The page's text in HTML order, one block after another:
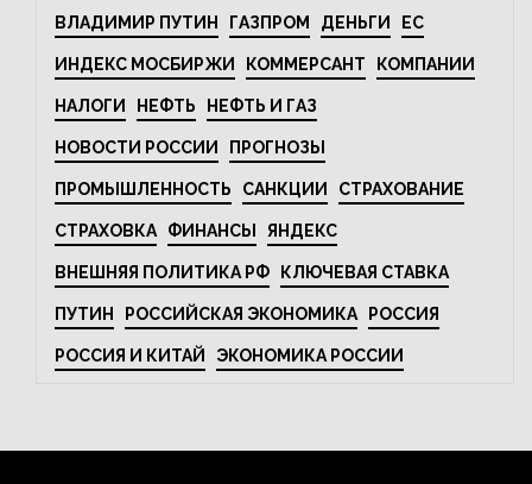
ВЛАДИМИР ПУТИН ГАЗПРОМ ДЕНЬГИ ЕС
ИНДЕКС МОСБИРЖИ КОММЕРСАНТ КОМПАНИИ
НАЛОГИ НЕФТЬ НЕФТЬ И ГАЗ
НОВОСТИ РОССИИ ПРОГНОЗЫ
ПРОМЫШЛЕННОСТЬ САНКЦИИ СТРАХОВАНИЕ
СТРАХОВКА ФИНАНСЫ ЯНДЕКС
ВНЕШНЯЯ ПОЛИТИКА РФ КЛЮЧЕВАЯ СТАВКА
ПУТИН РОССИЙСКАЯ ЭКОНОМИКА РОССИЯ
РОССИЯ И КИТАЙ ЭКОНОМИКА РОССИИ